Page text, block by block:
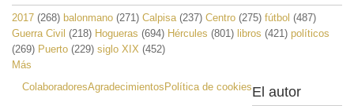
2017 (268) balonmano (271) Calpisa (237) Centro (275) fútbol (487)
Guerra Civil (218) Hogueras (694) Hércules (801) libros (421) políticos
(269) Puerto (229) siglo XIX (452)
Más
ColaboradoresAgradecimientos Política de cookiesEl autor